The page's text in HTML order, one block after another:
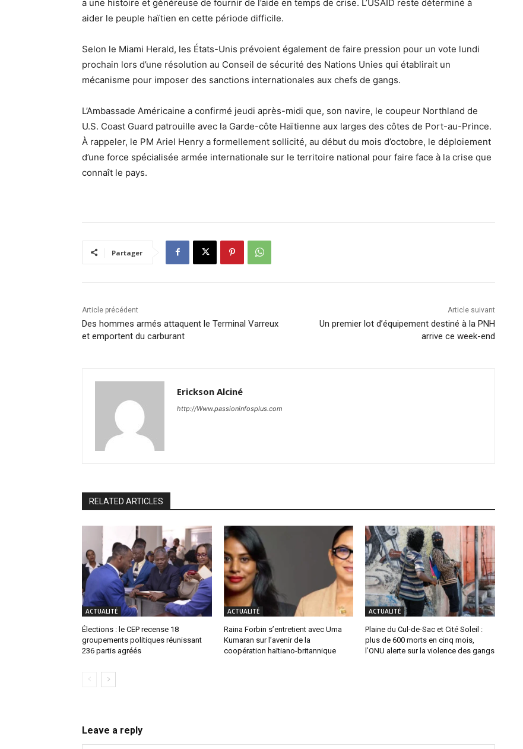
a une histoire et généreuse de fournir de l’aide en temps de crise. L’USAID reste déterminé à
aider le peuple haïtien en cette période difficile.
Selon le Miami Herald, les États-Unis prévoient également de faire pression pour un vote lundi
prochain lors d’une résolution au Conseil de sécurité des Nations Unies qui établirait un
mécanisme pour imposer des sanctions internationales aux chefs de gangs.
L’Ambassade Américaine a confirmé jeudi après-midi que, son navire, le coupeur Northland de
U.S. Coast Guard patrouille avec la Garde-côte Haïtienne aux larges des côtes de Port-au-Prince.
À rappeler, le PM Ariel Henry a formellement sollicité, au début du mois d’octobre, le déploiement
d’une force spécialisée armée internationale sur le territoire national pour faire face à la crise que
connaît le pays.
Partager
Article précédent
Des hommes armés attaquent le Terminal Varreux
et emportent du carburant
Article suivant
Un premier lot d’équipement destiné à la PNH
arrive ce week-end
Erickson Alciné
http://Www.passioninfosplus.com
RELATED ARTICLES
ACTUALITÉ
Élections : le CEP recense 18
groupements politiques réunissant
236 partis agréés
ACTUALITÉ
Raina Forbin s’entretient avec Uma
Kumaran sur l’avenir de la
coopération haïtiano-britannique
ACTUALITÉ
Plaine du Cul-de-Sac et Cité Soleil :
plus de 600 morts en cinq mois,
l’ONU alerte sur la violence des gangs
Leave a reply